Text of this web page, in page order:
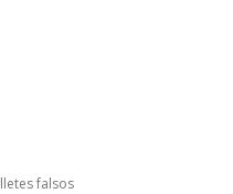
falsos